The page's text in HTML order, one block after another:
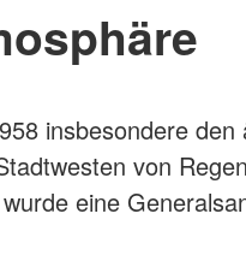
insbesondere den
von
eine